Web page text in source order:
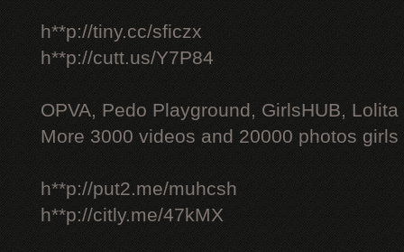
h**p://tiny.cc/sficzx
h**p://cutt.us/Y7P84
OPVA, Pedo Playground, GirlsHUB, Lolita
More 3000 videos and 20000 photos
h**p://put2.me/muhcsh
h**p://citly.me/47kMX